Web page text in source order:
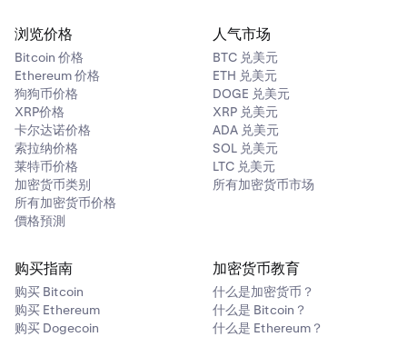
浏览价格
Bitcoin 价格
Ethereum 价格
狗狗币价格
XRP价格
卡尔达诺价格
索拉纳价格
莱特币价格
加密货币类别
所有加密货币价格
價格預測
人气市场
BTC 兑美元
ETH 兑美元
DOGE 兑美元
XRP 兑美元
ADA 兑美元
SOL 兑美元
LTC 兑美元
所有加密货币市场
购买指南
购买 Bitcoin
购买 Ethereum
购买 Dogecoin
加密货币教育
什么是加密货币？
什么是 Bitcoin？
什么是 Ethereum？